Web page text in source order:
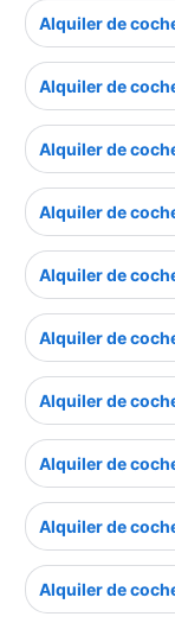
Alquiler de
Alquiler de
Alquiler de
Alquiler de
Alquiler de
Alquiler de
Alquiler de
Alquiler de
Alquiler de
Alquiler de